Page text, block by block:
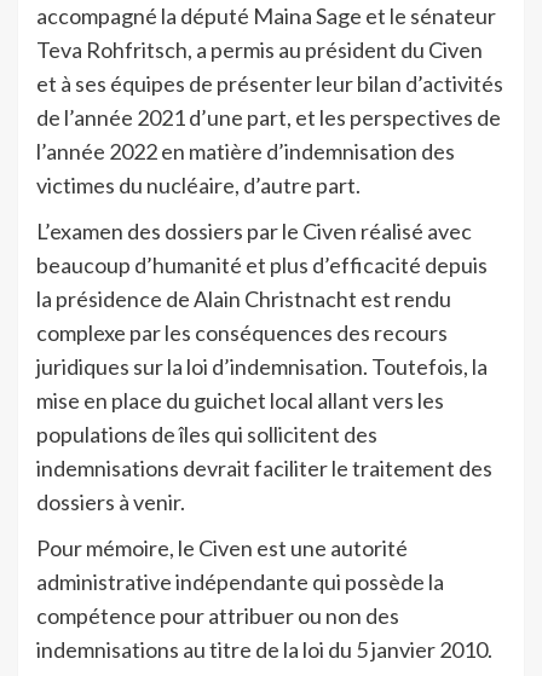
accompagné la député Maina Sage et le sénateur
Teva Rohfritsch, a permis au président du Civen
et à ses équipes de présenter leur bilan d’activités
de l’année 2021 d’une part, et les perspectives de
l’année 2022 en matière d’indemnisation des
victimes du nucléaire, d’autre part.
L’examen des dossiers par le Civen réalisé avec
beaucoup d’humanité et plus d’efficacité depuis
la présidence de Alain Christnacht est rendu
complexe par les conséquences des recours
juridiques sur la loi d’indemnisation. Toutefois, la
mise en place du guichet local allant vers les
populations de îles qui sollicitent des
indemnisations devrait faciliter le traitement des
dossiers à venir.
Pour mémoire, le Civen est une autorité
administrative indépendante qui possède la
compétence pour attribuer ou non des
indemnisations au titre de la loi du 5 janvier 2010.